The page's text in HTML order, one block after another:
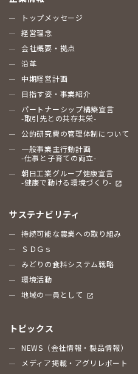
トップメッセージ
経営理念
会社概要・拠点
沿革
中期経営計画
目指す姿・事業紹介
パートナーシップ構築宣言
-取引先との共存共栄-
公的研究費の管理体制について
一般事業主行動計画
-仕事と子育ての両立-
朝日工業グループ健康宣言
-健康で動ける環境づくり-
サステナビリティ
持続可能な農業への取り組み
ＳＤＧｓ
みどりの食料システム戦略
環境活動
地域の一員として
トピックス
NEWS（会社情報・製品情報）
メディア掲載・アグリレポート